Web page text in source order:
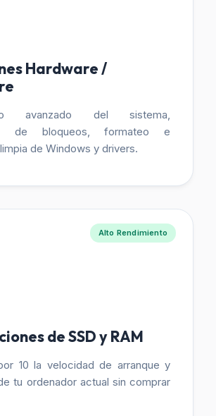
Hardware /
avanzado del sistema,
de bloqueos, formateo e
de Windows y drivers.
Alto Rendimiento
de SSD y RAM
10 la velocidad de arranque y
tu ordenador actual sin comprar